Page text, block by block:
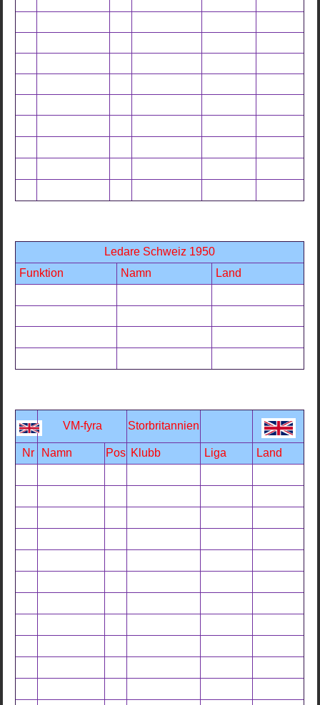
Ledare Schweiz 1950
Funktion
Namn Land
VM-fyra Storbritannien
Nr Namn Pos Klubb Liga Land